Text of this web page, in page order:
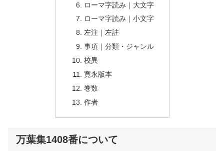
ローマ字読み｜大文字
ローマ字読み｜小文字
左注｜左註
事項｜分類・ジャンル
校異
寛永版本
巻数
作者
万葉集1408番について